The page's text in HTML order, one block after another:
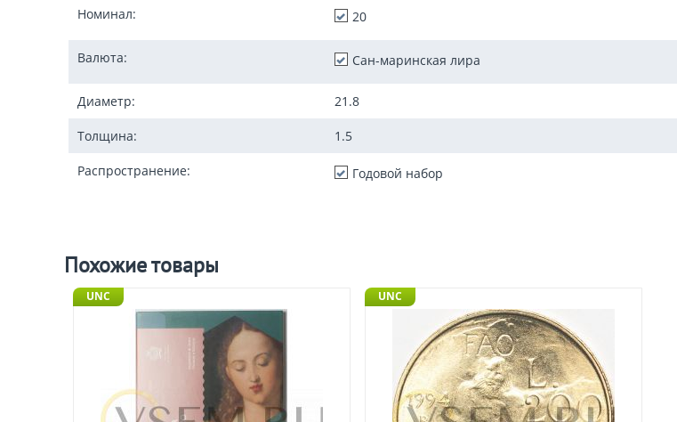
Номинал: 20
Валюта: Сан-маринская лира
Диаметр: 21.8
Толщина: 1.5
Распространение: Годовой набор
Похожие товары
UNC UNC